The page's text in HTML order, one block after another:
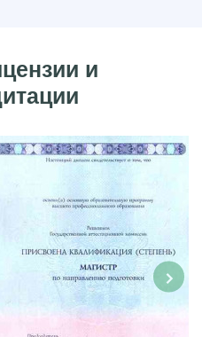
и
›